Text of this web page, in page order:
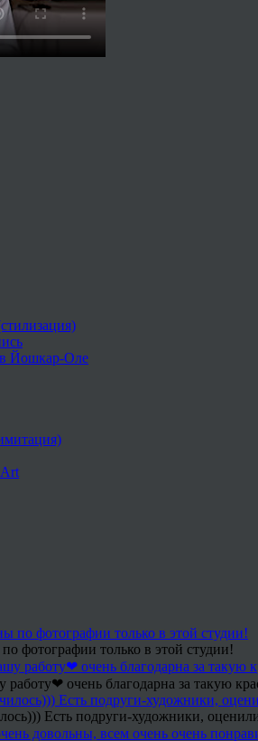
в Йошкар-Оле
фотографии только в этой студии!
работу❤ очень благодарна за такую
Есть подруги-художники,